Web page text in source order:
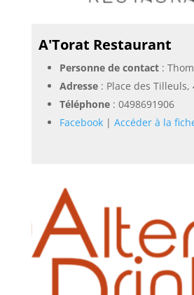
A'Torat Restaurant
Personne de contact:
Adresse: Place des Tilleuls,
Téléphone: 0498691906
Facebook| Accéder à la